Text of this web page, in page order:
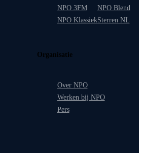
NPO 3FM
NPO Klassiek
NPO Blend
Sterren NL
Organisatie
Over NPO
Werken bij NPO
Pers